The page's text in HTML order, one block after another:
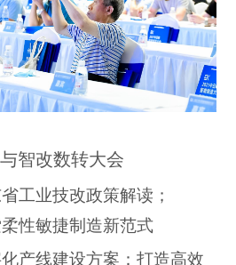
智改数转大会
工业技改政策解读；
性敏捷制造新范式
产线建设方案：打造高效